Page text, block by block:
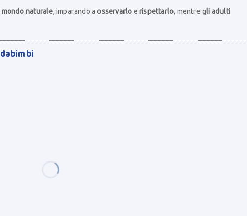
naturale, imparando aosservarlo erispettarlo, mentre gli adulti